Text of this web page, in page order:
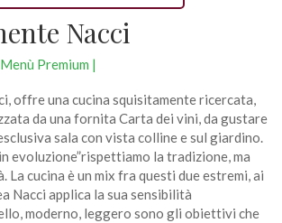
Nacci
Premium |
offre una cucina squisitamente ricercata,
da una fornita Carta dei vini, da gustare
sala con vista colline e sul giardino.
evoluzione”rispettiamo la tradizione, ma
La cucina è un mix fra questi due estremi, ai
Nacci applica la sua sensibilità
moderno, leggero sono gli obiettivi che